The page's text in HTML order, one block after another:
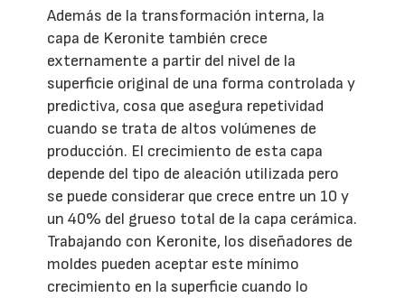
Además de la transformación interna, la
capa de Keronite también crece
externamente a partir del nivel de la
superficie original de una forma controlada y
predictiva, cosa que asegura repetividad
cuando se trata de altos volúmenes de
producción. El crecimiento de esta capa
depende del tipo de aleación utilizada pero
se puede considerar que crece entre un 10 y
un 40% del grueso total de la capa cerámica.
Trabajando con Keronite, los diseñadores de
moldes pueden aceptar este mínimo
crecimiento en la superficie cuando lo